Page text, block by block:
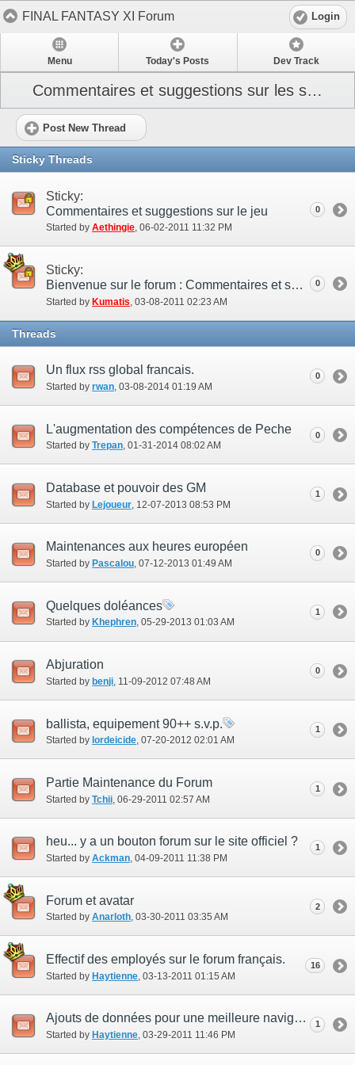
FINAL FANTASY XI Forum Login
Menu Today's Posts Dev Track
Commentaires et suggestions sur les sites
Post New Thread
Sticky Threads
Sticky:
Commentaires et suggestions sur le jeu
Started by Aethingie‎, 06-02-2011 11:32 PM
0
Sticky:
Bienvenue sur le forum : Commentaires et suggestions !
Started by Kumatis ‎, 03-08-2011 02:23 AM
0
Threads
Un flux rss global francais.
Started by rwan‎, 03-08-2014 01:19 AM
0
L'augmentation des compétences de Peche
Started by Trepan‎, 01-31-2014 08:02 AM
0
Database et pouvoir des GM
Started by Lejoueur ‎, 12-07-2013 08:53 PM
1
Maintenances aux heures européen
Started by Pascalou‎, 07-12-2013 01:49 AM
0
Quelques doléances
Started by Khephren‎, 05-29-2013 01:03 AM
1
Abjuration
Started by benji ‎, 11-09-2012 07:48 AM
0
ballista, equipement 90++ s.v.p.
Started by lordeicide‎, 07-20-2012 02:01 AM
1
Partie Maintenance du Forum
Started by Tchii ‎, 06-29-2011 02:57 AM
1
heu... y a un bouton forum sur le site officiel ?
Started by Ackman‎, 04-09-2011 11:38 PM
1
Forum et avatar
Started by Anarloth‎, 03-30-2011 03:35 AM
2
Effectif des employés sur le forum français.
Started by Haytienne ‎, 03-13-2011 01:15 AM
16
Ajouts de données pour une meilleure navigation sur le forum.
Started by Haytienne‎, 03-29-2011 11:46 PM
1